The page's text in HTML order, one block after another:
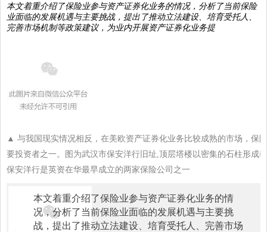
本文着重介绍了保险业参与资产证券化业务的情况，分析了当前保险
业面临的发展机遇与主要挑战，提出了推动立法建设、培育受托人、
完善市场机制等政策建议，为业内开展资产证券化业务提
▲ 与我国现实情况相反，在美欧资产证券化业务比较成熟的市场，保
要投资者之一。图为武汉市保安洋行旧址,顶层塔楼以密集的石柱形成
保安洋行是英资在华最早成立的两家保险公司之一
本文着重介绍了保险业参与资产证券化业务的情
况，分析了当前保险业面临的发展机遇与主要挑
战，提出了推动立法建设、培育受托人、完善市场